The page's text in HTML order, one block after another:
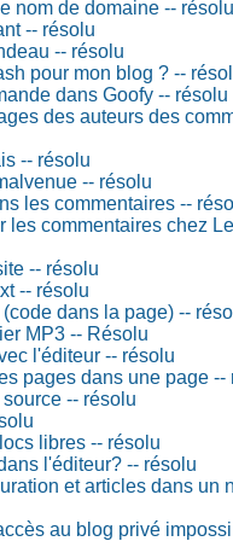
nom de domaine -- résolu
-- résolu
-- résolu
pour mon blog ? --
dans Goofy -- résolu
des auteurs des
-- résolu
-- résolu
les commentaires --
les commentaires chez
-- résolu
-- résolu
dans la page) --
MP3 -- Résolu
l'éditeur -- résolu
pages dans une page --
-- résolu
libres -- résolu
l'éditeur? -- résolu
et articles dans un
au blog privé